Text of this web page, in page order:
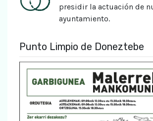
presidir la actuación de
ayuntamiento.
Punto Limpio de Doneztebe